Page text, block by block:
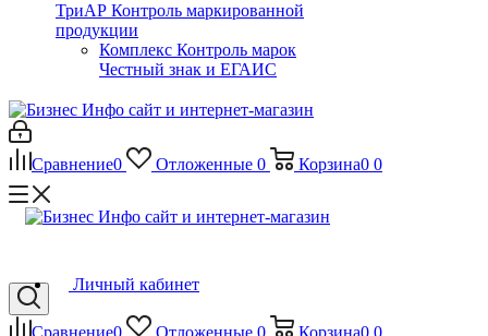
ТриАР Контроль маркированной
продукции
Комплекс Контроль марок
Честный знак и ЕГАИС
Сравнение0 Отложенные 0 Корзина0 0
Сравнение0 Отложенные 0 Корзина0 0
Личный кабинет